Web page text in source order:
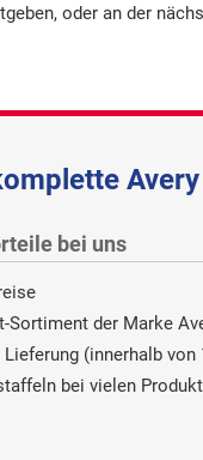
oder an der
bei uns
Sortiment der Marke
(innerhalb von
bei vielen